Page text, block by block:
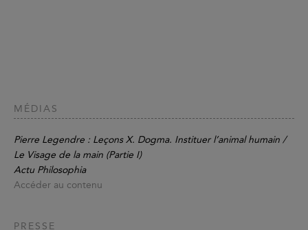
MÉDIAS
Pierre Legendre : Leçons X. Dogma. Instituer l’animal humain /
Le Visage de la main (Partie I)
Actu Philosophia
Accéder au contenu
PRESSE